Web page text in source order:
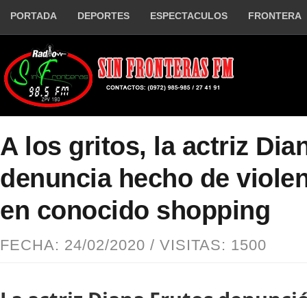
PORTADA DEPORTES ESPECTACULOS FRONTERA
A los gritos, la actriz
denuncia hecho de
en conocido shopping
FECHA: 24/02/2020 / VISITAS: 1500